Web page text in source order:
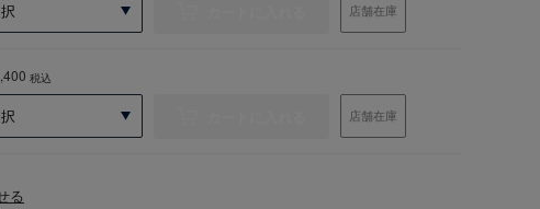
店舗在庫
税込
店舗在庫
る